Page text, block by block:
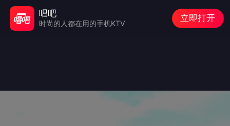
唱吧
时尚的人都在用的手机KTV
立即打开